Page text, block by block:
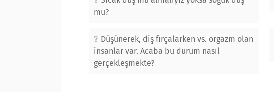
mu?
Düşünerek, diş fırçalarken vs. orgazm olan
insanlar var. Acaba bu durum nasıl
gerçekleşmekte?